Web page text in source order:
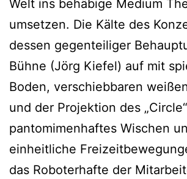
Welt ins behäbige Medium
umsetzen. Die Kälte des
dessen gegenteiliger
Bühne (Jörg Kiefel) auf mit
Boden, verschiebbaren
und der Projektion des
pantomimenhaftes Wischen
einheitliche
das Roboterhafte der